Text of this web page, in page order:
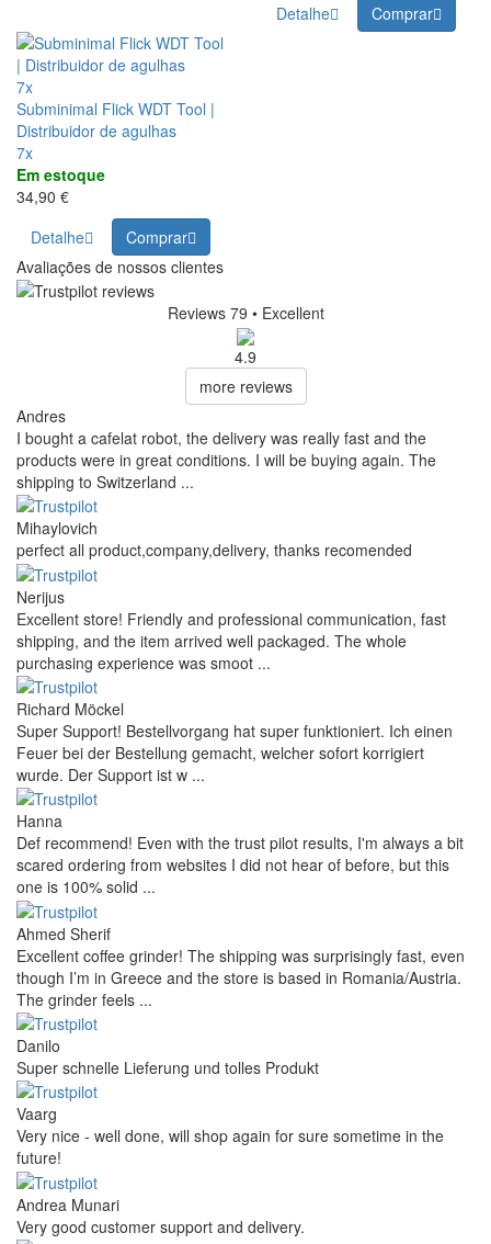
Detalhe
Comprar
7x
Subminimal Flick WDT Tool |
Distribuidor de agulhas
7x
Em estoque
34,90 €
Detalhe
Comprar
Avaliações de nossos clientes
Reviews 79 • Excellent
4.9
more reviews
Andres
I bought a cafelat robot, the delivery was really fast and the
products were in great conditions. I will be buying again. The
shipping to Switzerland ...
Mihaylovich
perfect all product,company,delivery, thanks recomended
Nerijus
Excellent store! Friendly and professional communication, fast
shipping, and the item arrived well packaged. The whole
purchasing experience was smoot ...
Richard Möckel
Super Support! Bestellvorgang hat super funktioniert. Ich einen
Feuer bei der Bestellung gemacht, welcher sofort korrigiert
wurde. Der Support ist w ...
Hanna
Def recommend! Even with the trust pilot results, I'm always a bit
scared ordering from websites I did not hear of before, but this
one is 100% solid ...
Ahmed Sherif
Excellent coffee grinder! The shipping was surprisingly fast, even
though I’m in Greece and the store is based in Romania/Austria.
The grinder feels ...
Danilo
Super schnelle Lieferung und tolles Produkt
Vaarg
Very nice - well done, will shop again for sure sometime in the
future!
Andrea Munari
Very good customer support and delivery.